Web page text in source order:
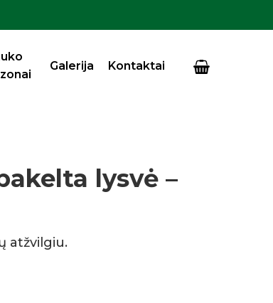
Galerija Kontaktai
Close
lysvė –
atžvilgiu.